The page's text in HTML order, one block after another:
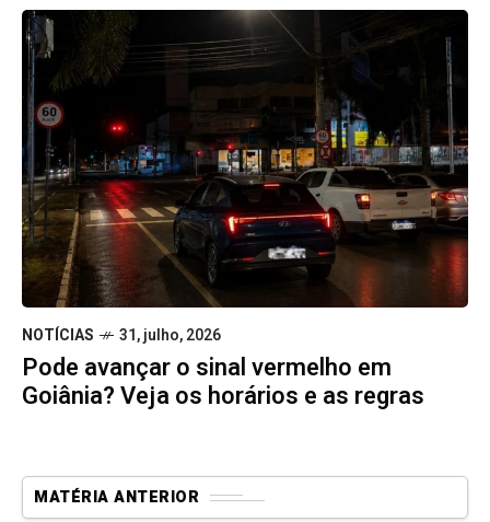
NOTÍCIAS 31, julho, 2026
Pode avançar o sinal vermelho em
Goiânia? Veja os horários e as regras
MATÉRIA ANTERIOR